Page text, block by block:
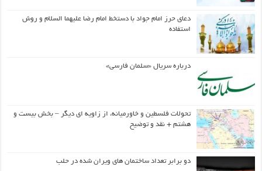
دعای حرز امام جواد با دستخط امام رضا علیهما السلام و روش
استفاده
درباره سریال «سلمان فارسی»
تحولات فلسطین و خاورمیانه، از زاویه ای دیگر – بخش بیست و
هشتم + نقد و توضیح
دو برابر تعداد ساختمان های ویران شده در حلب